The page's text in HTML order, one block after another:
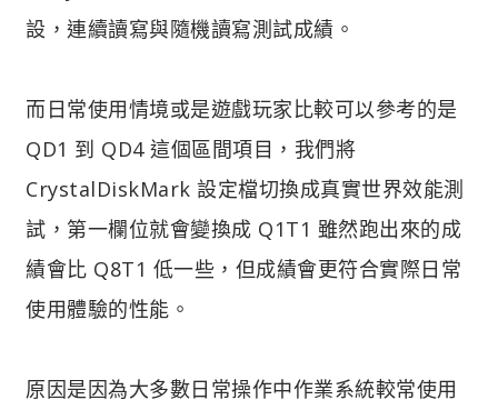
設，連續讀寫與隨機讀寫測試成績。
而日常使用情境或是遊戲玩家比較可以參考的是
QD1 到 QD4 這個區間項目，我們將
CrystalDiskMark 設定檔切換成真實世界效能測
試，第一欄位就會變換成 Q1T1 雖然跑出來的成
績會比 Q8T1 低一些，但成績會更符合實際日常
使用體驗的性能。
原因是因為大多數日常操作中作業系統較常使用